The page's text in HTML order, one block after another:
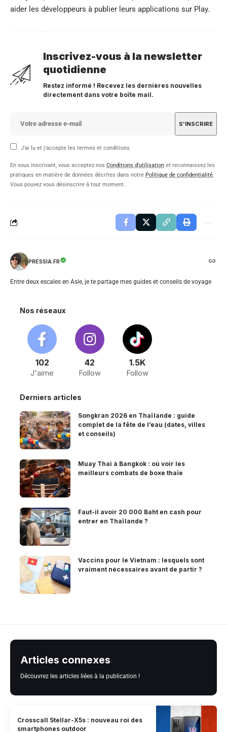
aider les développeurs à publier leurs applications sur Play.
Inscrivez-vous à la newsletter
quotidienne
Restez informé ! Recevez les dernières nouvelles
directement dans votre boîte mail.
J'ai lu et j'accepte les termes et conditions
En vous inscrivant, vous acceptez nos Conditions d'utilisation et reconnaissez les
pratiques en matière de données décrites dans notre Politique de confidentialité
Vous pouvez vous désinscrire à tout moment.
PRESSIA.FR
Entre deux escales en Asie, je te partage mes guides et conseils de voyage
Nos réseaux
102
J'aime
42
Follow
1.5K
Follow
Derniers articles
Songkran 2026 en Thaïlande : guide
complet de la fête de l’eau (dates, villes
et conseils)
Muay Thai à Bangkok : où voir les
meilleurs combats de boxe thaïe
Faut-il avoir 20 000 Baht en cash pour
entrer en Thaïlande ?
Vaccins pour le Vietnam : lesquels sont
vraiment nécessaires avant de partir ?
Articles connexes
Découvrez les articles liées à la publication !
Crosscall Stellar-X5s : nouveau roi des
smartphones outdoor